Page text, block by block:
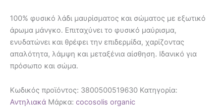
100% φυσικό λάδι μαυρίσματος και σώματος με εξωτικό
άρωμα μάνγκο. Επιταχύνει το φυσικό μαύρισμα,
ενυδατώνει και θρέφει την επιδερμίδα, χαρίζοντας
απαλότητα, λάμψη και μεταξένια αίσθηση. Ιδανικό για
πρόσωπο και σώμα.
Κωδικός προϊόντος: 3800500519630 Κατηγορία:
Αντηλιακά Μάρκα: cocosolis organic